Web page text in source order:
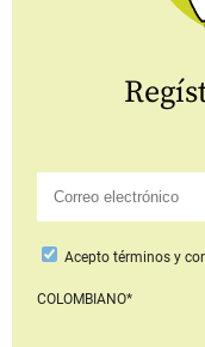
Aceptotérminos y
COLOMBIANO*